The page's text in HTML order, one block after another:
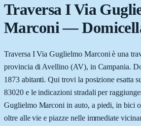
Traversa I Via
Marconi—
Traversa I Via Guglielmo Marconi è una
provincia di Avellino (AV), in Campania.
1873 abitanti. Qui trovi la posizione esatta
83020 e le indicazioni stradali per
Guglielmo Marconi in auto, a piedi, in bici
oltre alle vie e piazze nelle immediate